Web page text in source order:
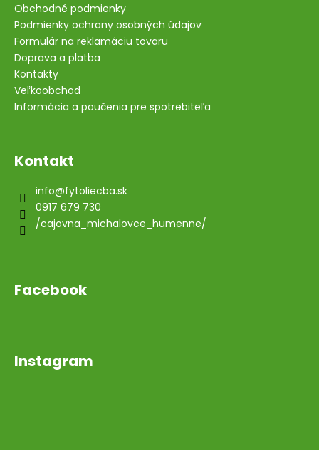
Obchodné podmienky
Podmienky ochrany osobných údajov
Formulár na reklamáciu tovaru
Doprava a platba
Kontakty
Veľkoobchod
Informácia a poučenia pre spotrebiteľa
Kontakt
info@fytoliecba.sk
0917 679 730
/cajovna_michalovce_humenne/
Facebook
Instagram